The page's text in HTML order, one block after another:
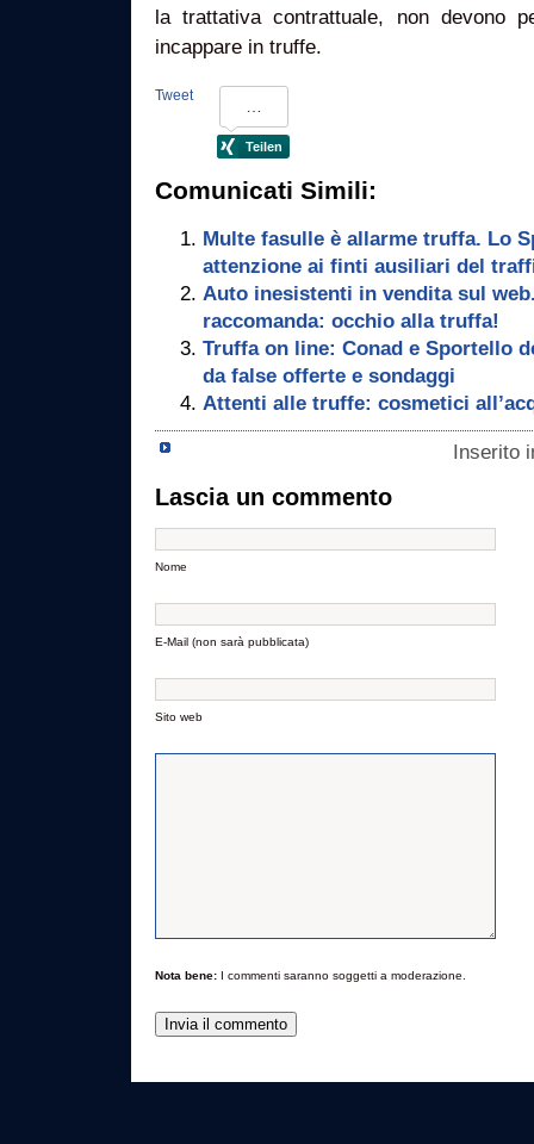
la trattativa contrattuale, non devono
incappare in truffe.
Tweet
Comunicati Simili:
Multe fasulle è allarme truffa. Lo
attenzione ai finti ausiliari del
Auto inesistenti in vendita sul
raccomanda: occhio alla truffa!
Truffa on line: Conad e Sportello
da false offerte e sondaggi
Attenti alle truffe: cosmetici
Inserito
Lascia un commento
Nome
E-Mail (non sarà pubblicata)
Sito web
Nota bene: I commenti saranno soggetti a moderazione.